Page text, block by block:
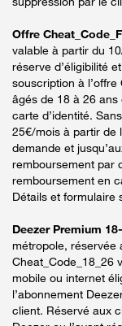
Offre
valable à partir du
réserve d’éligibilité
souscription à
âgés de 18 à 26 ans
carte d’identité.
25€/mois à partir de
demande et
remboursement par
remboursement en
Détails et formulaire
Deezer Premium
métropole, réservée
Cheat_Code_18_26
mobile ou internet
l’abonnement
client. Réservé aux